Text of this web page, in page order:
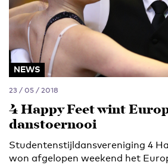
NEWS
23 / 05 / 2018
4 Happy Feet wint
danstoernooi
Studentenstijldansvereniging 4
won afgelopen weekend het